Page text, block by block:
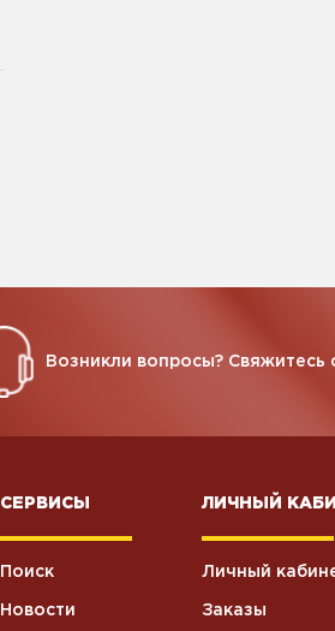
Возникли вопросы? Свяжитесь
СЕРВИСЫ
Поиск
Новости
ЛИЧНЫЙ
Личный
Заказы